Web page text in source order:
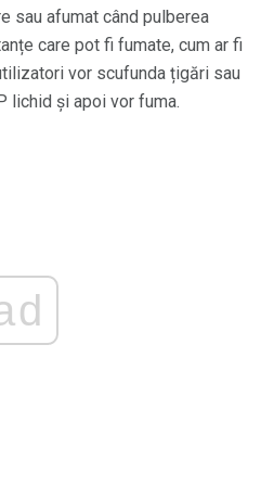
sau afumat când pulberea
care pot fi fumate, cum ar fi
vor scufunda țigări sau
lichid și apoi vor fuma.